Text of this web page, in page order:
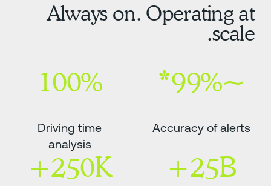
Always on. Operating
~99%*
Accuracy of alerts
100%
Driving time
analysis
25B+
250K+